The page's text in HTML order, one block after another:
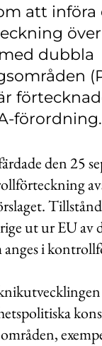
att införa
dubbla
förordning.
den 25
ut ur EU av
anges i